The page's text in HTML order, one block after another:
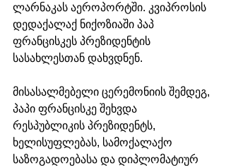
ლარნაკას აეროპორტში. კვიპროსის
დედაქალაქ ნიქოზიაში პაპ
ფრანცისკეს პრეზიდენტის
სასახლესთან დახვდნენ.
მისასალმებელი ცერემონიის შემდეგ,
პაპი ფრანცისკე შეხვდა
რესპუბლიკის პრეზიდენტს,
ხელისუფლებას, სამოქალაქო
საზოგადოებასა და დიპლომატიურ